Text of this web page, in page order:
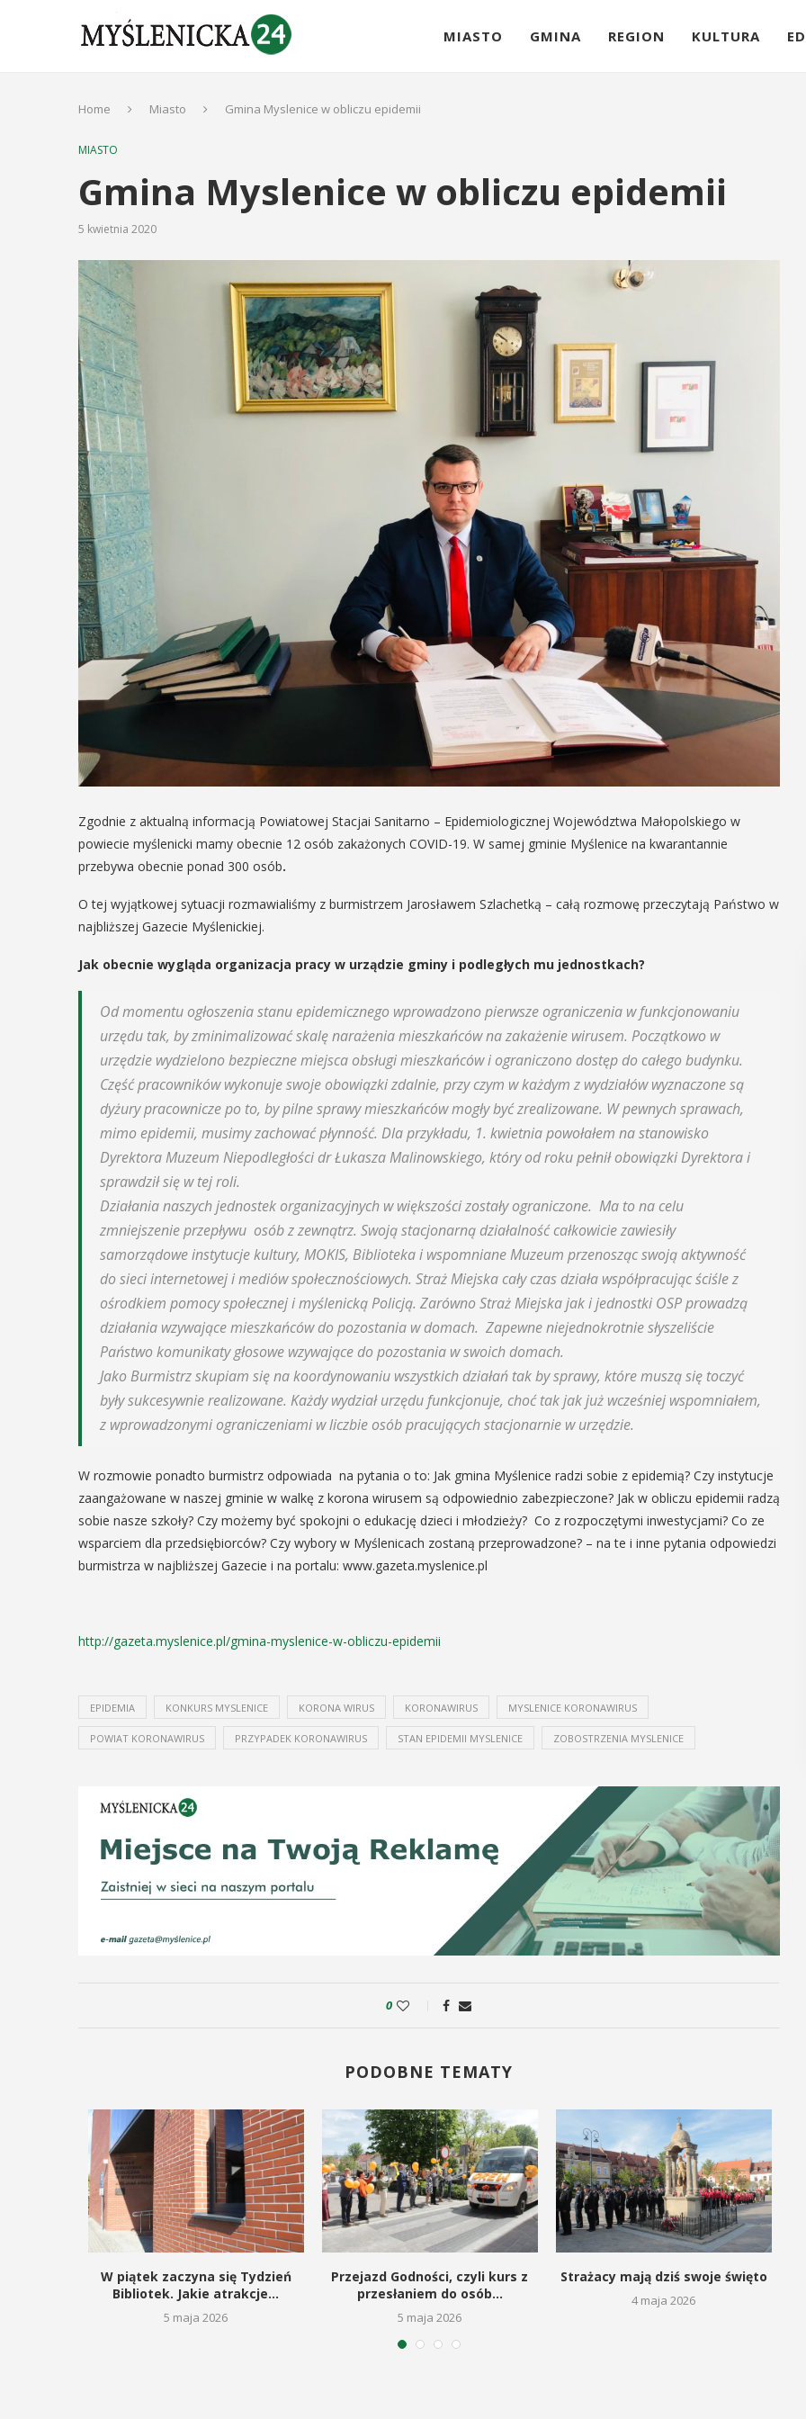
MIASTO GMINA REGION KULTURA
Home Miasto Gmina Myslenice w obliczu epidemii
MIASTO
Gmina Myslenice w obliczu epidemii
5 kwietnia 2020
Zgodnie z aktualną informacją Powiatowej Stacjai Sanitarno – Epidemiologicznej Województwa Małopolskiego w
powiecie myślenicki mamy obecnie 12 osób zakażonych COVID-19. W samej gminie Myślenice na kwarantannie
przebywa obecnie ponad 300 osób.
O tej wyjątkowej sytuacji rozmawialiśmy z burmistrzem Jarosławem Szlachetką – całą rozmowę przeczytają Państwo w
najbliższej Gazecie Myślenickiej.
Jak obecnie wygląda organizacja pracy w urządzie gminy i podległych mu jednostkach?
Od momentu ogłoszenia stanu epidemicznego wprowadzono pierwsze ograniczenia w funkcjonowaniu
urzędu tak, by zminimalizować skalę narażenia mieszkańców na zakażenie wirusem. Początkowo w
urzędzie wydzielono bezpieczne miejsca obsługi mieszkańców i ograniczono dostęp do całego budynku.
Część pracowników wykonuje swoje obowiązki zdalnie, przy czym w każdym z wydziałów wyznaczone są
dyżury pracownicze po to, by pilne sprawy mieszkańców mogły być zrealizowane. W pewnych sprawach,
mimo epidemii, musimy zachować płynność. Dla przykładu, 1. kwietnia powołałem na stanowisko
Dyrektora Muzeum Niepodległości dr Łukasza Malinowskiego, który od roku pełnił obowiązki Dyrektora i
sprawdził się w tej roli.
Działania naszych jednostek organizacyjnych w większości zostały ograniczone. Ma to na celu
zmniejszenie przepływu osób z zewnątrz. Swoją stacjonarną działalność całkowicie zawiesiły
samorządowe instytucje kultury, MOKIS, Biblioteka i wspomniane Muzeum przenosząc swoją aktywność
do sieci internetowej i mediów społecznościowych. Straż Miejska cały czas działa współpracując ściśle z
ośrodkiem pomocy społecznej i myślenicką Policją. Zarówno Straż Miejska jak i jednostki OSP prowadzą
działania wzywające mieszkańców do pozostania w domach. Zapewne niejednokrotnie słyszeliście
Państwo komunikaty głosowe wzywające do pozostania w swoich domach.
Jako Burmistrz skupiam się na koordynowaniu wszystkich działań tak by sprawy, które muszą się toczyć
były sukcesywnie realizowane. Każdy wydział urzędu funkcjonuje, choć tak jak już wcześniej wspomniałem,
z wprowadzonymi ograniczeniami w liczbie osób pracujących stacjonarnie w urzędzie.
W rozmowie ponadto burmistrz odpowiada na pytania o to: Jak gmina Myślenice radzi sobie z epidemią? Czy instytucje
zaangażowane w naszej gminie w walkę z korona wirusem są odpowiednio zabezpieczone? Jak w obliczu epidemii radzą
sobie nasze szkoły? Czy możemy być spokojni o edukację dzieci i młodzieży? Co z rozpoczętymi inwestycjami? Co ze
wsparciem dla przedsiębiorców? Czy wybory w Myślenicach zostaną przeprowadzone? – na te i inne pytania odpowiedzi
burmistrza w najbliższej Gazecie i na portalu: www.gazeta.myslenice.pl
http://gazeta.myslenice.pl/gmina-myslenice-w-obliczu-epidemii
EPIDEMIA KONKURS MYSLENICE KORONA WIRUS KORONAWIRUS MYSLENICE KORONAWIRUS
POWIAT KORONAWIRUS PRZYPADEK KORONAWIRUS STAN EPIDEMII MYSLENICE ZOBOSTRZENIA MYSLENICE
0
PODOBNE TEMATY
W piątek zaczyna się Tydzień
Bibliotek. Jakie atrakcje...
5 maja 2026
Przejazd Godności, czyli kurs z
przesłaniem do osób...
5 maja 2026
Strażacy mają dziś swoje święto
4 maja 2026
z
Międzynarodowe
Spotkania z Folklorem
w dniach 13–20 lipca.
29
SIERPIEŃ
08:00 - 18:00
V Turniej
Myślimira.
Mieszczanie i
rzemieślnicy
W ostatni weekend wakacji, czyli 29-30
sierpnia w Myślenicach odbędzie się
piąta edycja Turnieju Myślimira.
Wydarzenie organizowane przez
12 MAJ
16:00 - 17:30
Spotkanie
Seniorów w
Jaworniku
przygotować się na nadchodzące lato,
zaopatrując się w naturalne kosmetyki
wykonane własnoręcznie. Uuczestnicy
będą proszeni o przyniesienie